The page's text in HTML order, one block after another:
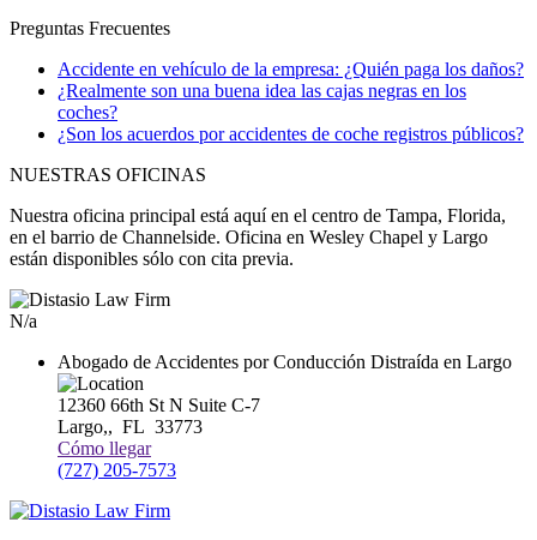
Preguntas Frecuentes
Accidente en vehículo de la empresa: ¿Quién paga los daños?
¿Realmente son una buena idea las cajas negras en los
coches?
¿Son los acuerdos por accidentes de coche registros públicos?
NUESTRAS OFICINAS
Nuestra oficina principal está aquí en el centro de Tampa, Florida,
en el barrio de Channelside. Oficina en Wesley Chapel y Largo
están disponibles sólo con cita previa.
N/a
Abogado de Accidentes por Conducción Distraída en Largo
12360 66th St N Suite C-7
Largo,, FL 33773
Cómo llegar
(727) 205-7573